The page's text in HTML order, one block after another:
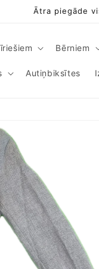
Ātra piegāde
Bērniem
Autiņbiksītes